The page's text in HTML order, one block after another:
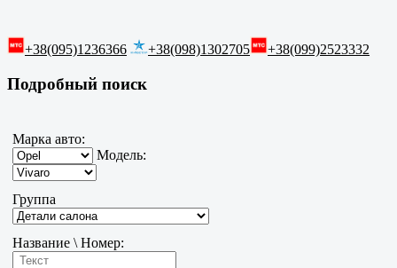
+38(095)1236366 +38(098)1302705 +38(099)2523332
Подробный поиск
Марка авто:
Модель:
Группа
Название \ Номер: